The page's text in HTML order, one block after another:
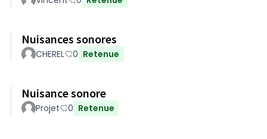
Nuisances sonores
CHEREL 0 Retenue
Nuisance sonore
Projet 0 Retenue